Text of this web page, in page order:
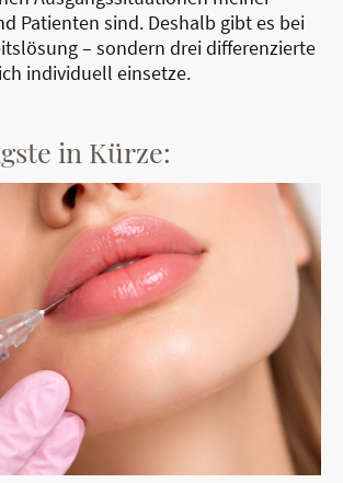
Patienten sind. Deshalb gibt es bei
– sondern drei differenzierte
individuell einsetze.
in Kürze: